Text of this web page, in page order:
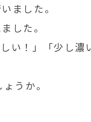
ました。
した。
い！」「少し濃
うか。